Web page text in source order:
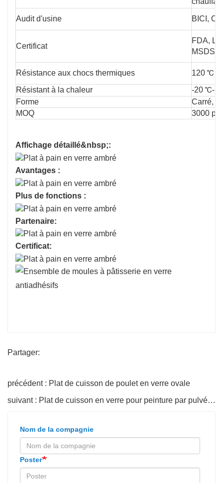
Audit d'usine BICI,
Certificat
FDA,
MSDS
Résistance aux chocs thermiques
120 ℃
Résistant à la chaleur
-20 ℃-
Forme
Carré,
MOQ
3000
Affichage détaillé&nbsp;:
Avantages :
Plus de fonctions :
Partenaire:
Certificat:
Partager:
précédent : Plat de cuisson de poulet en verre ovale
suivant : Plat de cuisson en verre pour peinture par pulvérisation
Nom de la compagnie
Poster